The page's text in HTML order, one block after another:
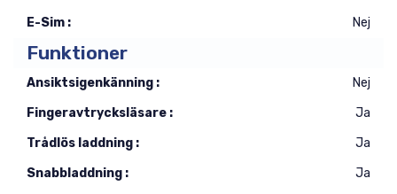
E-Sim :
Nej
Funktioner
Ansiktsigenkänning :
Nej
Fingeravtrycksläsare :
Ja
Trådlös laddning :
Ja
Snabbladdning :
Ja